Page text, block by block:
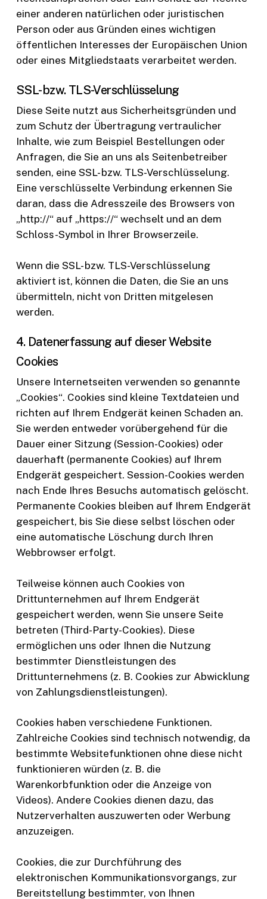
einer anderen natürlichen oder juristischen
Person oder aus Gründen eines wichtigen
öffentlichen Interesses der Europäischen Union
oder eines Mitgliedstaats verarbeitet werden.
SSL- bzw. TLS-Verschlüsselung
Diese Seite nutzt aus Sicherheitsgründen und
zum Schutz der Übertragung vertraulicher
Inhalte, wie zum Beispiel Bestellungen oder
Anfragen, die Sie an uns als Seitenbetreiber
senden, eine SSL- bzw. TLS-Verschlüsselung.
Eine verschlüsselte Verbindung erkennen Sie
daran, dass die Adresszeile des Browsers von
„http://“ auf „https://“ wechselt und an dem
Schloss-Symbol in Ihrer Browserzeile.
Wenn die SSL- bzw. TLS-Verschlüsselung
aktiviert ist, können die Daten, die Sie an uns
übermitteln, nicht von Dritten mitgelesen
werden.
4. Datenerfassung auf dieser Website
Cookies
Unsere Internetseiten verwenden so genannte
„Cookies“. Cookies sind kleine Textdateien und
richten auf Ihrem Endgerät keinen Schaden an.
Sie werden entweder vorübergehend für die
Dauer einer Sitzung (Session-Cookies) oder
dauerhaft (permanente Cookies) auf Ihrem
Endgerät gespeichert. Session-Cookies werden
nach Ende Ihres Besuchs automatisch gelöscht.
Permanente Cookies bleiben auf Ihrem Endgerät
gespeichert, bis Sie diese selbst löschen oder
eine automatische Löschung durch Ihren
Webbrowser erfolgt.
Teilweise können auch Cookies von
Drittunternehmen auf Ihrem Endgerät
gespeichert werden, wenn Sie unsere Seite
betreten (Third-Party-Cookies). Diese
ermöglichen uns oder Ihnen die Nutzung
bestimmter Dienstleistungen des
Drittunternehmens (z. B. Cookies zur Abwicklung
von Zahlungsdienstleistungen).
Cookies haben verschiedene Funktionen.
Zahlreiche Cookies sind technisch notwendig, da
bestimmte Websitefunktionen ohne diese nicht
funktionieren würden (z. B. die
Warenkorbfunktion oder die Anzeige von
Videos). Andere Cookies dienen dazu, das
Nutzerverhalten auszuwerten oder Werbung
anzuzeigen.
Cookies, die zur Durchführung des
elektronischen Kommunikationsvorgangs, zur
Bereitstellung bestimmter, von Ihnen